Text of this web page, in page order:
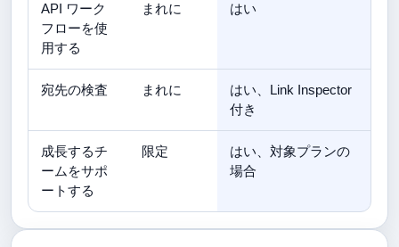
API ワーク
フローを使
用する
まれに はい
宛先の検査 まれに
はい、Link Inspector
付き
成長するチ
ームをサポ
ートする
限定
はい、対象プランの
場合